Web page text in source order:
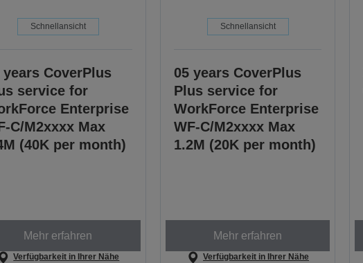
Schnellansicht
years CoverPlus
service for
Enterprise
C/M2xxxx Max
(40K per month)
Mehr erfahren
Verfügbarkeit in Ihrer Nähe
Schnellansicht
05 years CoverPlus
Plus service for
WorkForce Enterprise
WF-C/M2xxxx Max
1.2M (20K per month)
Mehr erfahren
Verfügbarkeit in Ihrer Nähe